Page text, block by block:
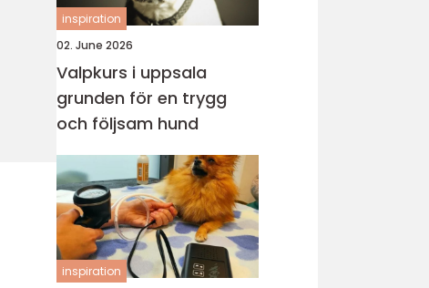
inspiration
02. June 2026
Valpkurs i uppsala
grunden för en trygg
och följsam hund
inspiration